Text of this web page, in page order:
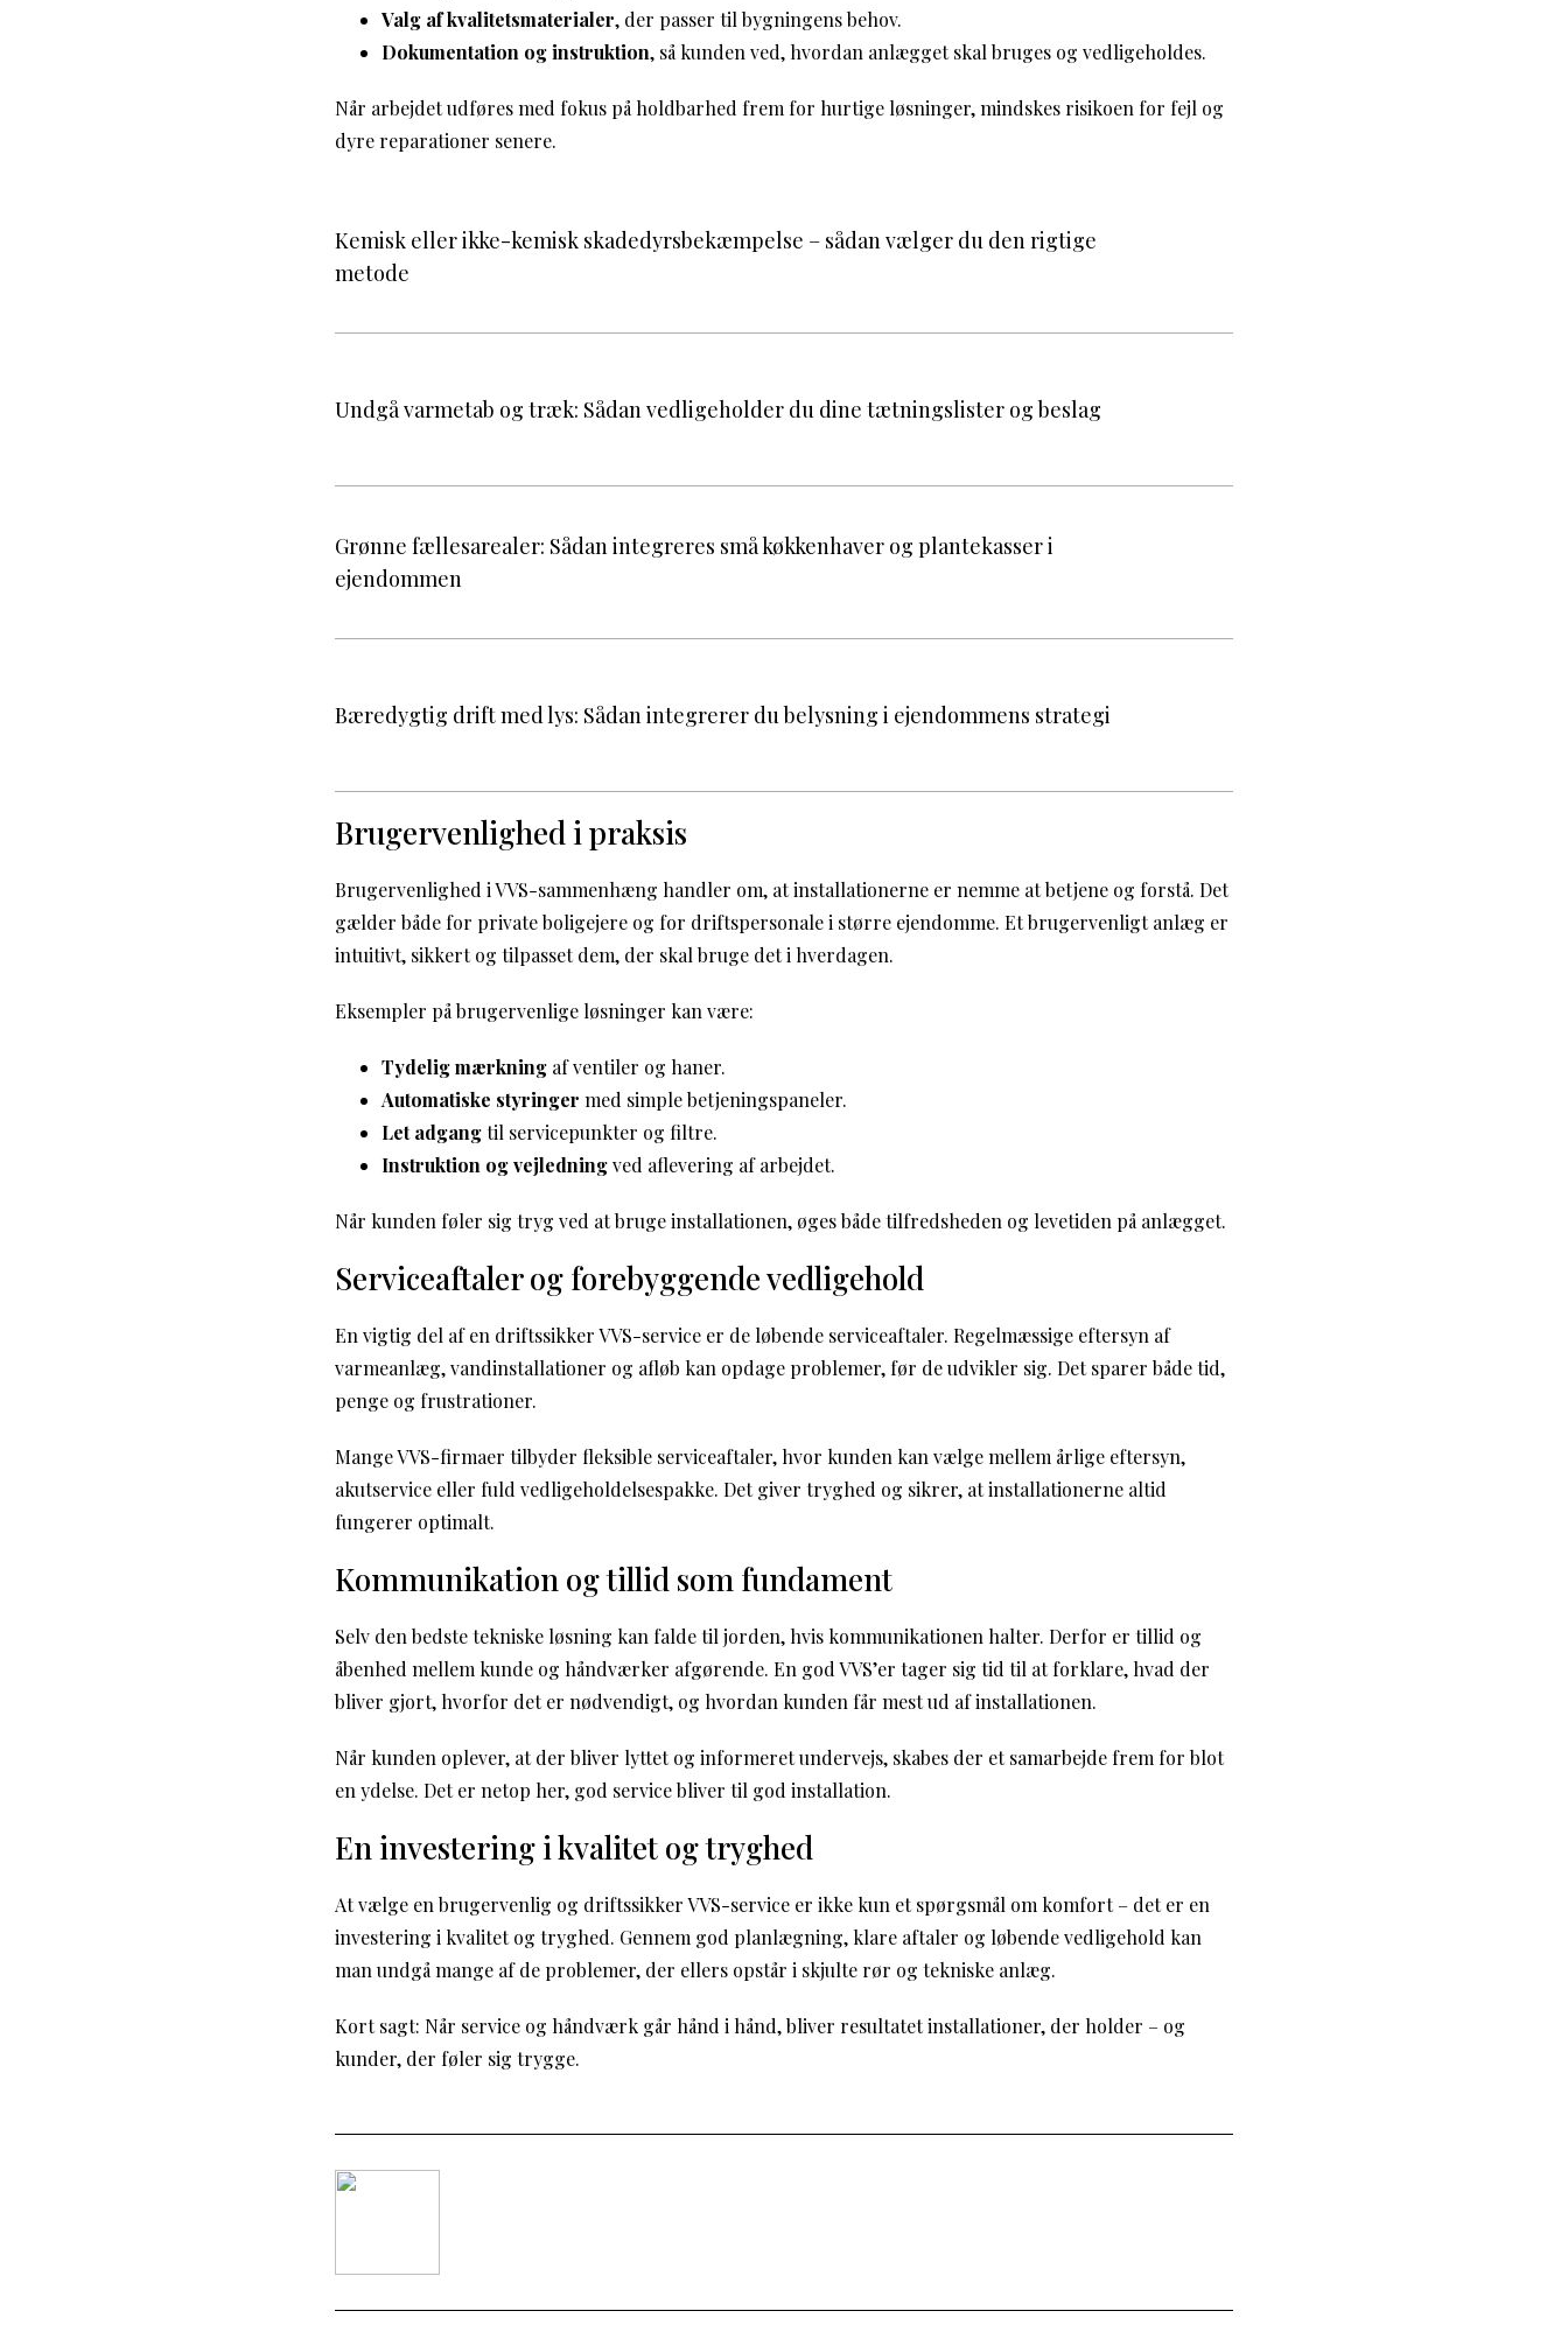
Valg af kvalitetsmaterialer, der passer til bygningens behov.
Dokumentation og instruktion, så kunden ved, hvordan anlægget skal bruges og vedligeholdes.
Når arbejdet udføres med fokus på holdbarhed frem for hurtige løsninger, mindskes risikoen for fejl og
dyre reparationer senere.
Kemisk eller ikke-kemisk skadedyrsbekæmpelse – sådan vælger du den rigtige
metode
Undgå varmetab og træk: Sådan vedligeholder du dine tætningslister og beslag
Grønne fællesarealer: Sådan integreres små køkkenhaver og plantekasser i
ejendommen
Bæredygtig drift med lys: Sådan integrerer du belysning i ejendommens strategi
Brugervenlighed i praksis
Brugervenlighed i VVS-sammenhæng handler om, at installationerne er nemme at betjene og forstå. Det
gælder både for private boligejere og for driftspersonale i større ejendomme. Et brugervenligt anlæg er
intuitivt, sikkert og tilpasset dem, der skal bruge det i hverdagen.
Eksempler på brugervenlige løsninger kan være:
Tydelig mærkning af ventiler og haner.
Automatiske styringer med simple betjeningspaneler.
Let adgangtil servicepunkter og filtre.
Instruktion og vejledningved aflevering af arbejdet.
Når kunden føler sig tryg ved at bruge installationen, øges både tilfredsheden og levetiden på anlægget.
Serviceaftaler og forebyggende vedligehold
En vigtig del af en driftssikker VVS-service er de løbende serviceaftaler. Regelmæssige eftersyn af
varmeanlæg, vandinstallationer og afløb kan opdage problemer, før de udvikler sig. Det sparer både tid,
penge og frustrationer.
Mange VVS-firmaer tilbyder fleksible serviceaftaler, hvor kunden kan vælge mellem årlige eftersyn,
akutservice eller fuld vedligeholdelsespakke. Det giver tryghed og sikrer, at installationerne altid
fungerer optimalt.
Kommunikation og tillid som fundament
Selv den bedste tekniske løsning kan falde til jorden, hvis kommunikationen halter. Derfor er tillid og
åbenhed mellem kunde og håndværker afgørende. En god VVS’er tager sig tid til at forklare, hvad der
bliver gjort, hvorfor det er nødvendigt, og hvordan kunden får mest ud af installationen.
Når kunden oplever, at der bliver lyttet og informeret undervejs, skabes der et samarbejde frem for blot
en ydelse. Det er netop her, god service bliver til god installation.
En investering i kvalitet og tryghed
At vælge en brugervenlig og driftssikker VVS-service er ikke kun et spørgsmål om komfort – det er en
investering i kvalitet og tryghed. Gennem god planlægning, klare aftaler og løbende vedligehold kan
man undgå mange af de problemer, der ellers opstår i skjulte rør og tekniske anlæg.
Kort sagt: Når service og håndværk går hånd i hånd, bliver resultatet installationer, der holder – og
kunder, der føler sig trygge.